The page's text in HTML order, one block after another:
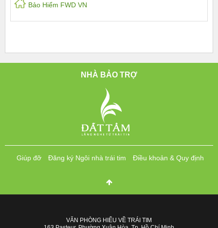
Bảo Hiểm FWD VN
NHÀ BẢO TRỢ
Giúp đỡ Đăng ký Ngôi nhà trái tim Điều khoản & Quy định
VĂN PHÒNG HIỂU VỀ TRÁI TIM